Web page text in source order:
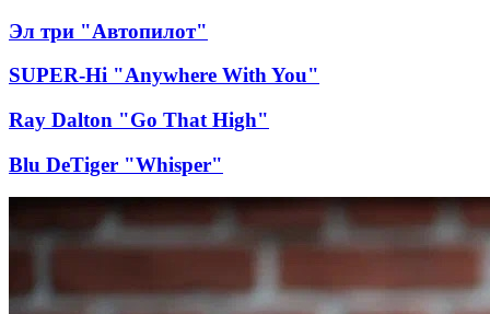
Эл три "Автопилот"
SUPER-Hi "Anywhere With You"
Ray Dalton "Go That High"
Blu DeTiger "Whisper"